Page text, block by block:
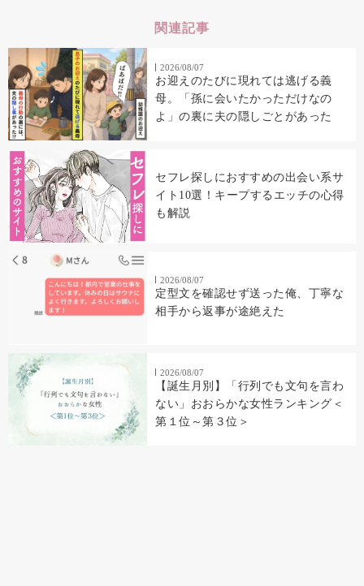
関連記事
2026/08/07
お迎えのたびに現れては逃げる義
母。「孫に会いたかっただけなの
よ」の裏に夫の隠しごとがあった
セフレ探しにおすすめの出会い系サ
イト10選！キープするエッチの心得
も解説
2026/08/07
定型文を確認せず送った俺、丁寧な
相手から返事が途絶えた
2026/08/07
【誕生月別】「行列でも文句を言わ
ない」おおらかな女性ランキング＜
第１位～第３位＞